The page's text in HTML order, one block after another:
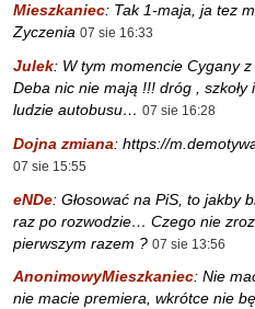
Mieszkaniec: Tak 1-maja, ja tez
Zyczenia 07 sie 16:33
Julek: W tym momencie Cygany
Deba nic nie mają !!! dróg , szkoły
ludzie autobusu… 07 sie 16:28
Dojna zmiana: https://
07 sie 15:55
eNDe: Głosować na PiS, to jakby
raz po rozwodzie… Czego nie
pierwszym razem ? 07 sie 13:56
AnonimowyMieszkaniec: Nie
nie macie premiera, wkrótce nie